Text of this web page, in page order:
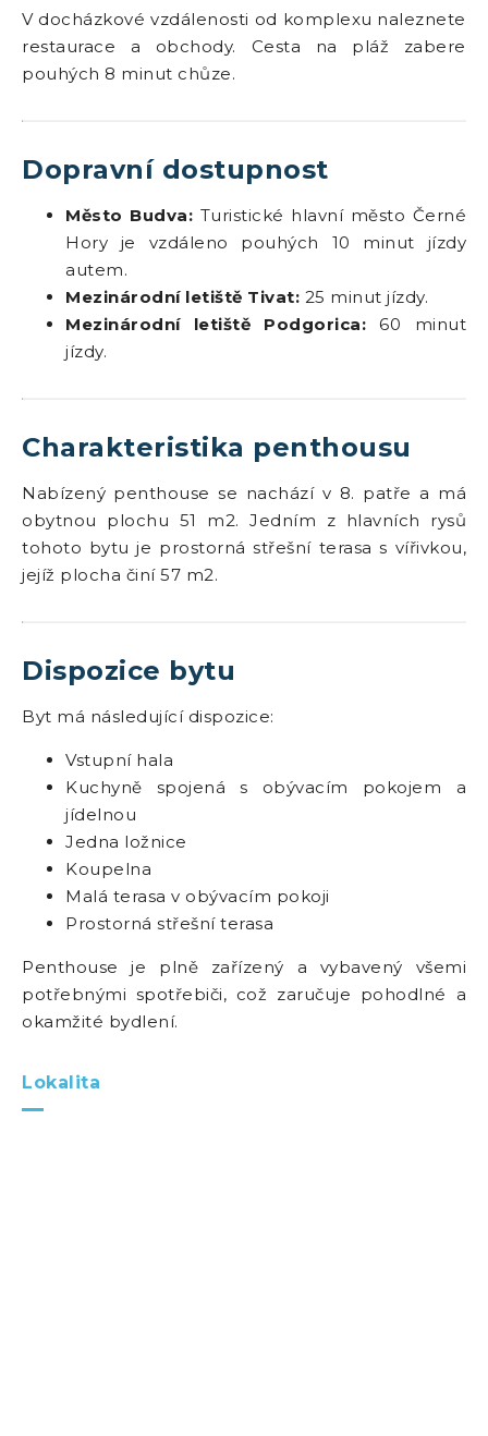
V docházkové vzdálenosti od komplexu naleznete
restaurace a obchody. Cesta na pláž zabere
pouhých 8 minut chůze.
Dopravní dostupnost
Město Budva: Turistické hlavní město Černé
Hory je vzdáleno pouhých 10 minut jízdy
autem.
Mezinárodní letiště Tivat: 25 minut jízdy.
Mezinárodní letiště Podgorica: 60 minut
jízdy.
Charakteristika penthousu
Nabízený penthouse se nachází v 8. patře a má
obytnou plochu 51 m2. Jedním z hlavních rysů
tohoto bytu je prostorná střešní terasa s vířivkou,
jejíž plocha činí 57 m2.
Dispozice bytu
Byt má následující dispozice:
Vstupní hala
Kuchyně spojená s obývacím pokojem a
jídelnou
Jedna ložnice
Koupelna
Malá terasa v obývacím pokoji
Prostorná střešní terasa
Penthouse je plně zařízený a vybavený všemi
potřebnými spotřebiči, což zaručuje pohodlné a
okamžité bydlení.
Lokalita